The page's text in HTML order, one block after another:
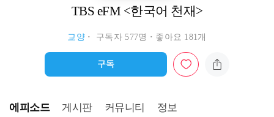
TBS eFM <한국어 천재>
교양 구독자 577명 좋아요 181개
구독
에피소드 게시판 커뮤니티 정보